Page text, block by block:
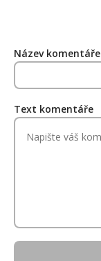
Název komentáře
Text komentáře